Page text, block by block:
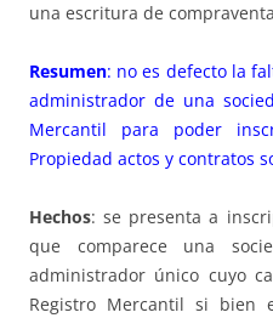
una escritura de
Resumen: no es defecto la
administrador de una
Mercantil para poder
Propiedad actos y contratos
Hechos: se presenta a
que comparece una
administrador único cuyo
Registro Mercantil si bien